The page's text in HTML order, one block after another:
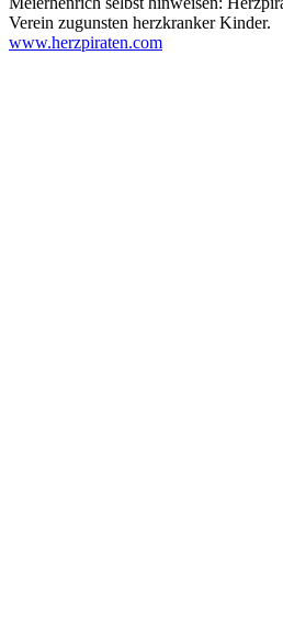
Verein zugunsten herzkranker Kinder.
www.herzpiraten.com